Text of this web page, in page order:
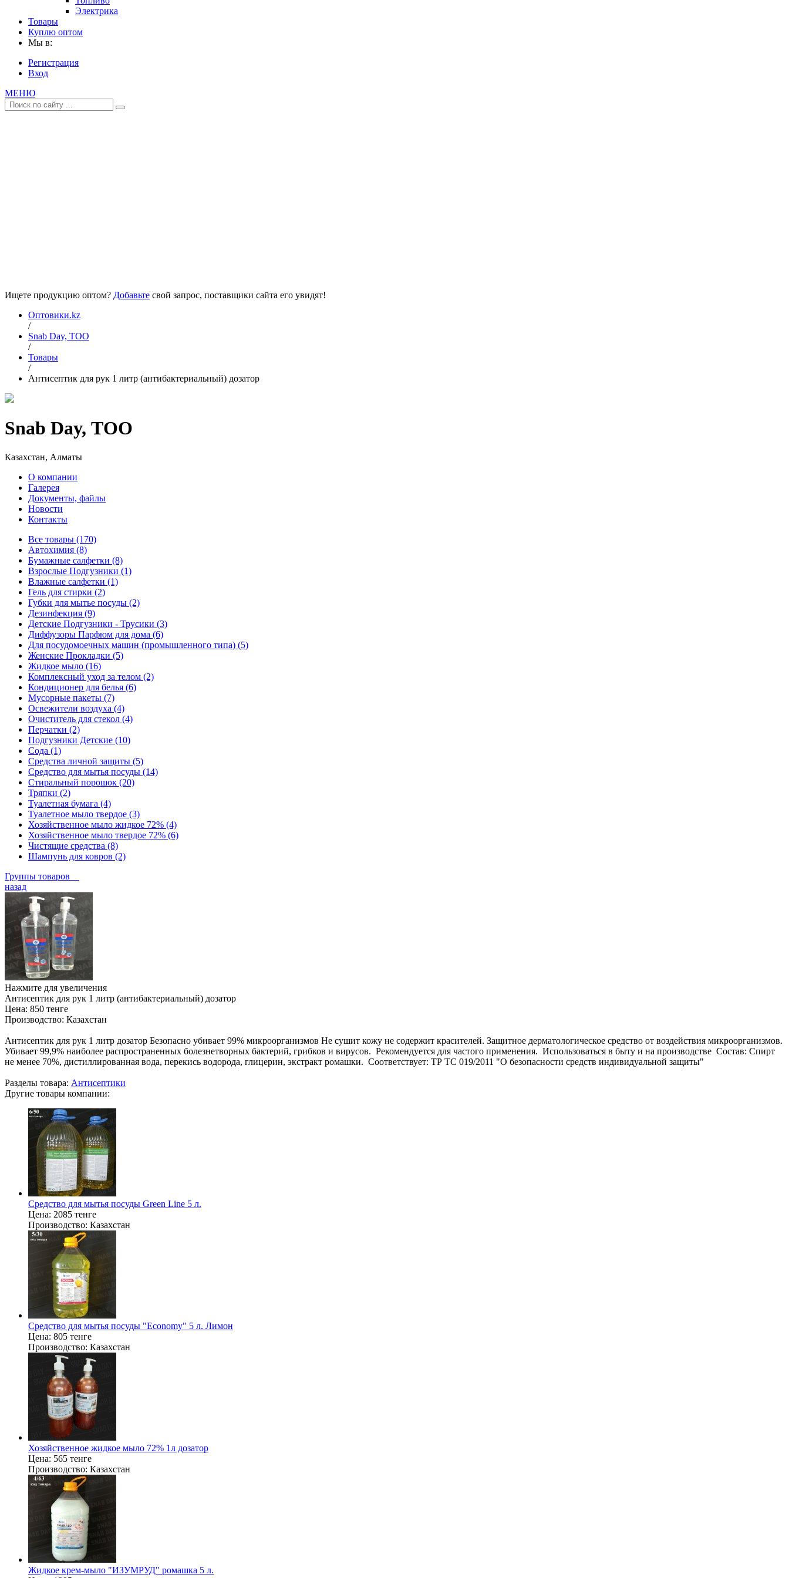
Электрика
Товары
Куплю оптом
Мы в:
Регистрация
Вход
МЕНЮ
Ищете продукцию оптом? Добавьте свой запрос, поставщики сайта его увидят!
Оптовики.kz
/
Snab Day, ТОО
/
Товары
/
Антисептик для рук 1 литр (антибактериальный) дозатор
Snab Day, ТОО
Казахстан, Алматы
О компании
Галерея
Документы, файлы
Новости
Контакты
Все товары (170)
Автохимия (8)
Бумажные салфетки (8)
Взрослые Подгузники (1)
Влажные салфетки (1)
Гель для стирки (2)
Губки для мытье посуды (2)
Дезинфекция (9)
Детские Подгузники - Трусики (3)
Диффузоры Парфюм для дома (6)
Для посудомоечных машин (промышленного типа) (5)
Женские Прокладки (5)
Жидкое мыло (16)
Комплексный уход за телом (2)
Кондиционер для белья (6)
Мусорные пакеты (7)
Освежители воздуха (4)
Очиститель для стекол (4)
Перчатки (2)
Подгузники Детские (10)
Сода (1)
Средства личной защиты (5)
Средство для мытья посуды (14)
Стиральный порошок (20)
Тряпки (2)
Туалетная бумага (4)
Туалетное мыло твердое (3)
Хозяйственное мыло жидкое 72% (4)
Хозяйственное мыло твердое 72% (6)
Чистящие средства (8)
Шампунь для ковров (2)
Группы товаров
назад
Нажмите для увеличения
Антисептик для рук 1 литр (антибактериальный) дозатор
Цена: 850 тенге
Производство: Казахстан
Антисептик для рук 1 литр дозатор Безопасно убивает 99% микроорганизмов Не сушит кожу не содержит красителей. Защитное дерматологическое средство от воздействия микроорганизмов.
Убивает 99,9% наиболее распространенных болезнетворных бактерий, грибков и вирусов. Рекомендуется для частого применения. Использоваться в быту и на производстве Состав: Спирт
не менее 70%, дистиллированная вода, перекись водорода, глицерин, экстракт ромашки. Соответствует: ТР ТС 019/2011 "О безопасности средств индивидуальной защиты"
Разделы товара: Антисептики
Другие товары компании:
Средство для мытья посуды Green Line 5 л.
Цена: 2085 тенге
Производство: Казахстан
Средство для мытья посуды "Economy" 5 л. Лимон
Цена: 805 тенге
Производство: Казахстан
Хозяйственное жидкое мыло 72% 1л дозатор
Цена: 565 тенге
Производство: Казахстан
Жидкое крем-мыло "ИЗУМРУД" ромашка 5 л.